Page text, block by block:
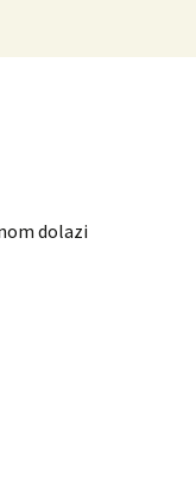
dolazi